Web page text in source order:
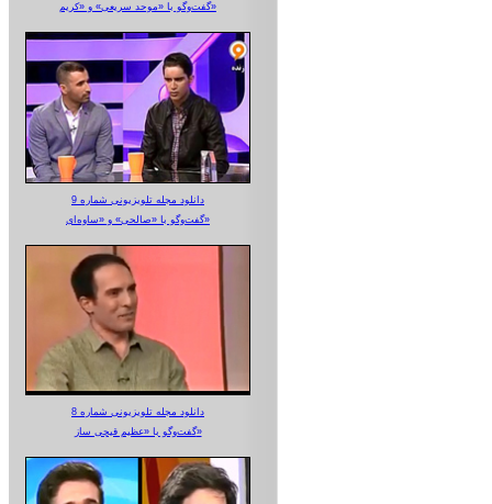
گفت‌وگو با «موحد سریعی» و «کریم»
دانلود مجله تلویزیونی شماره 9
گفت‌وگو با «صالحی» و «ساوه‌ای»
دانلود مجله تلویزیونی شماره 8
گفت‌وگو با «عظیم قیچی ساز»